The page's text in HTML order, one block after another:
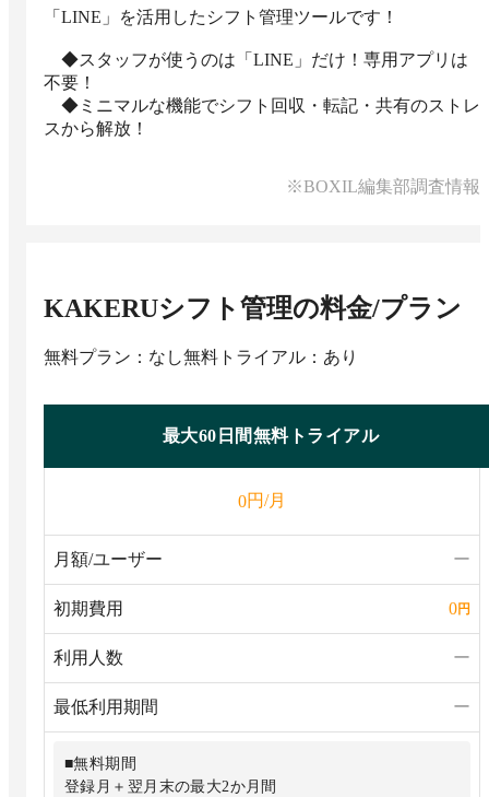
「LINE」を活用したシフト管理ツールです！
◆スタッフが使うのは「LINE」だけ！専用アプリは
不要！
◆ミニマルな機能でシフト回収・転記・共有のストレ
スから解放！
※BOXIL編集部調査情報
KAKERUシフト管理の料金/プラン
無料プラン：なし無料トライアル：あり
最大60日間無料トライアル
0円/月
月額/ユーザー ー
初期費用 0円
利用人数 ー
最低利用期間 ー
■無料期間
登録月＋翌月末の最大2か月間